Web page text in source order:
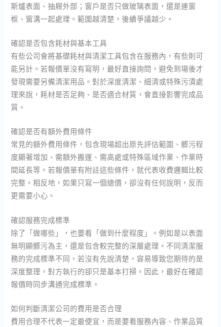
斯爐表面、抽屜外部；窗戶是否只做玻璃表面，還是連窗
框、窗溝一起處理。範圍越清楚，後續爭議越少。
確認是否包含耗材與基本工具
有些公司會將基礎耗材與清潔工具包含在服務內，有些則可
能另計。若報價單沒有寫明，最好直接詢問，避免到場後才
發現需要另備清潔用品。對於深度清潔、細清或特殊污漬處
理來說，耗材是否足夠、是否適合材質，會直接影響完成品
質。
確認是否有額外費用條件
常見的額外費用條件，包含現場超出原先評估範圍、髒污程
度顯著增加、需額外搬運、需高處或特殊區域作業、作業時
間延長等。若報價單有附註這些條件，就代表收費邏輯比較
完整。相反地，如果只寫一個總價，卻沒有任何說明，反而
更需要小心。
確認服務完成標準
除了「做哪些」，也要看「做到什麼程度」。例如是以表面
無明顯髒污為主，還是包含較完整的深層處理。不同清潔服
務的完成標準不同，若沒有先說清楚，容易導致您期待的是
深度整理，對方執行的卻只是基本打掃。因此，最好在確認
報價時同步溝通完成標準。
如何判斷清潔公司的費用是否合理
費用合理不代表一定最便宜，而是要看服務內容、作業品質